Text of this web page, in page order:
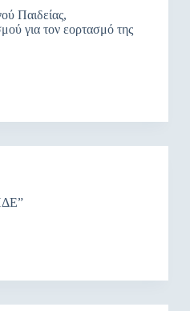
Παιδείας,
για τον εορτασμό της